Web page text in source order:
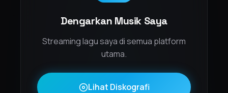
Dengarkan Musik Saya
Streaming lagu saya di semua platform
utama.
Lihat Diskografi